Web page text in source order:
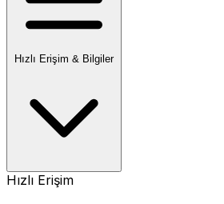
Hızlı Erişim & Bilgiler
Hızlı Erişim